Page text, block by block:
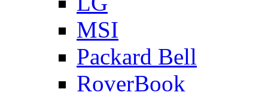
MSI
Packard Bell
RoverBook